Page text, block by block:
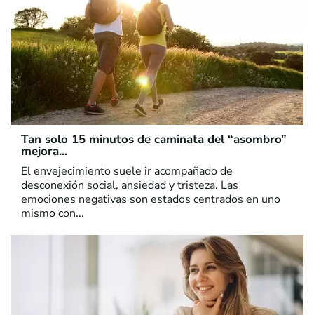
Tan solo 15 minutos de caminata del “asombro”
mejora...
El envejecimiento suele ir acompañado de
desconexión social, ansiedad y tristeza. Las
emociones negativas son estados centrados en uno
mismo con...